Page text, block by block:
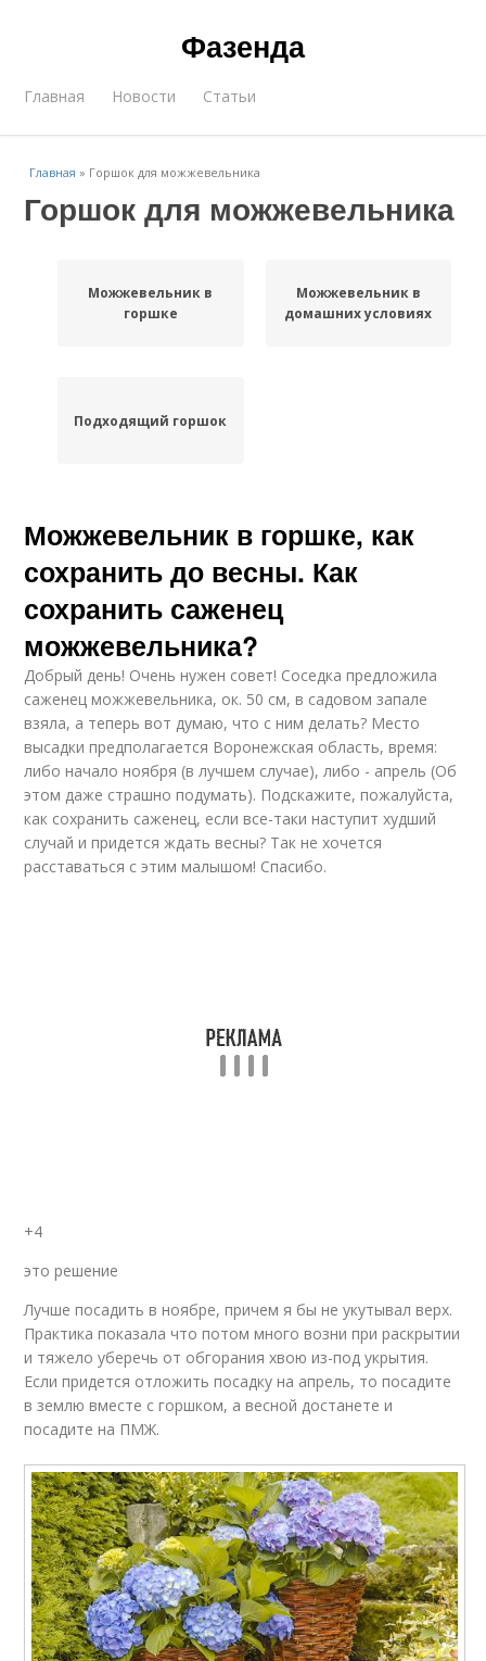
Фазенда
Главная Новости Статьи
Главная » Горшок для можжевельника
Горшок для можжевельника
Можжевельник в
горшке
Можжевельник в
домашних условиях
Подходящий горшок
Можжевельник в горшке, как
сохранить до весны. Как
сохранить саженец
можжевельника?
Добрый день! Очень нужен совет! Соседка предложила
саженец можжевельника, ок. 50 см, в садовом запале
взяла, а теперь вот думаю, что с ним делать? Место
высадки предполагается Воронежская область, время:
либо начало ноября (в лучшем случае), либо - апрель (Об
этом даже страшно подумать). Подскажите, пожалуйста,
как сохранить саженец, если все-таки наступит худший
случай и придется ждать весны? Так не хочется
расставаться с этим малышом! Спасибо.
+4
это решение
Лучше посадить в ноябре, причем я бы не укутывал верх.
Практика показала что потом много возни при раскрытии
и тяжело уберечь от обгорания хвою из-под укрытия.
Если придется отложить посадку на апрель, то посадите
в землю вместе с горшком, а весной достанете и
посадите на ПМЖ.